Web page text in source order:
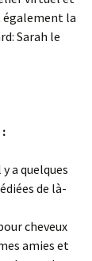
également la
Sarah le
a quelques
de là-
cheveux
amies et